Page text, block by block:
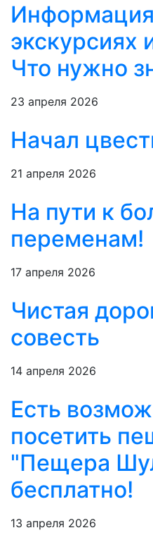
экскурсиях
Что нужно
23 апреля 2026
Начал
21 апреля 2026
На пути к
переменам!
17 апреля 2026
Чистая
совесть
14 апреля 2026
Есть
посетить
"Пещера
бесплатно!
13 апреля 2026